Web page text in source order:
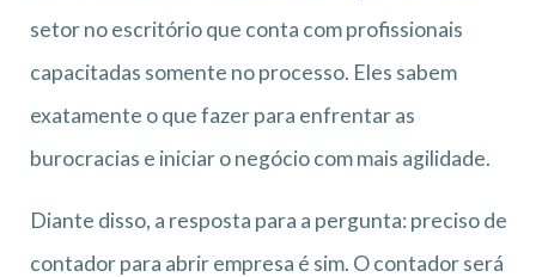
setor no escritório que conta com profissionais
capacitadas somente no processo. Eles sabem
exatamente o que fazer para enfrentar as
burocracias e iniciar o negócio com mais agilidade.
Diante disso, a resposta para a pergunta: preciso de
contador para abrir empresa é sim. O contador será